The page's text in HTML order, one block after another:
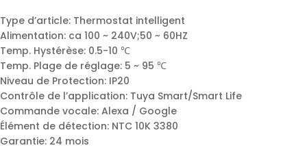
Type d’article: Thermostat intelligent
Alimentation: ca 100 ~ 240V;50 ~ 60HZ
Temp. Hystérèse: 0.5-10 ℃
Temp. Plage de réglage: 5 ~ 95 ℃
Niveau de Protection: IP20
Contrôle de l’application: Tuya Smart/Smart Life
Commande vocale: Alexa / Google
Élément de détection: NTC 10K 3380
Garantie: 24 mois